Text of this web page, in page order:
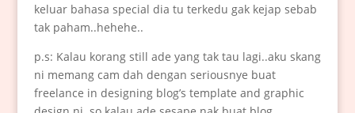
keluar bahasa special dia tu terkedu gak kejap sebab
tak paham..hehehe..
p.s: Kalau korang still ade yang tak tau lagi..aku skang
ni memang cam dah dengan seriousnye buat
freelance in designing blog’s template and graphic